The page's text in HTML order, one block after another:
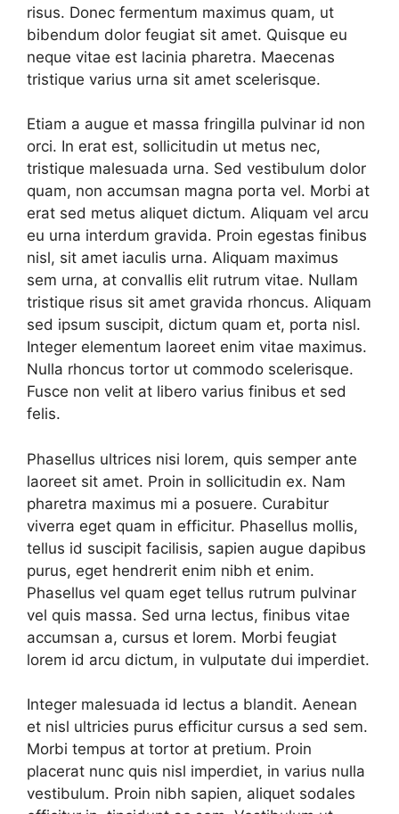
risus. Donec fermentum maximus quam, ut
bibendum dolor feugiat sit amet. Quisque eu
neque vitae est lacinia pharetra. Maecenas
tristique varius urna sit amet scelerisque.
Etiam a augue et massa fringilla pulvinar id non
orci. In erat est, sollicitudin ut metus nec,
tristique malesuada urna. Sed vestibulum dolor
quam, non accumsan magna porta vel. Morbi at
erat sed metus aliquet dictum. Aliquam vel arcu
eu urna interdum gravida. Proin egestas finibus
nisl, sit amet iaculis urna. Aliquam maximus
sem urna, at convallis elit rutrum vitae. Nullam
tristique risus sit amet gravida rhoncus. Aliquam
sed ipsum suscipit, dictum quam et, porta nisl.
Integer elementum laoreet enim vitae maximus.
Nulla rhoncus tortor ut commodo scelerisque.
Fusce non velit at libero varius finibus et sed
felis.
Phasellus ultrices nisi lorem, quis semper ante
laoreet sit amet. Proin in sollicitudin ex. Nam
pharetra maximus mi a posuere. Curabitur
viverra eget quam in efficitur. Phasellus mollis,
tellus id suscipit facilisis, sapien augue dapibus
purus, eget hendrerit enim nibh et enim.
Phasellus vel quam eget tellus rutrum pulvinar
vel quis massa. Sed urna lectus, finibus vitae
accumsan a, cursus et lorem. Morbi feugiat
lorem id arcu dictum, in vulputate dui imperdiet.
Integer malesuada id lectus a blandit. Aenean
et nisl ultricies purus efficitur cursus a sed sem.
Morbi tempus at tortor at pretium. Proin
placerat nunc quis nisl imperdiet, in varius nulla
vestibulum. Proin nibh sapien, aliquet sodales